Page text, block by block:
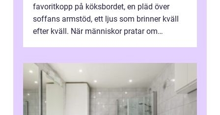
favoritkopp på köksbordet, en pläd över
soffans armstöd, ett ljus som brinner kväll
efter kväll. När människor pratar om